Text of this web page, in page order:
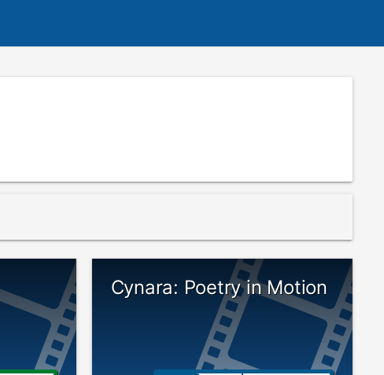
Cynara: Poetry in Motion